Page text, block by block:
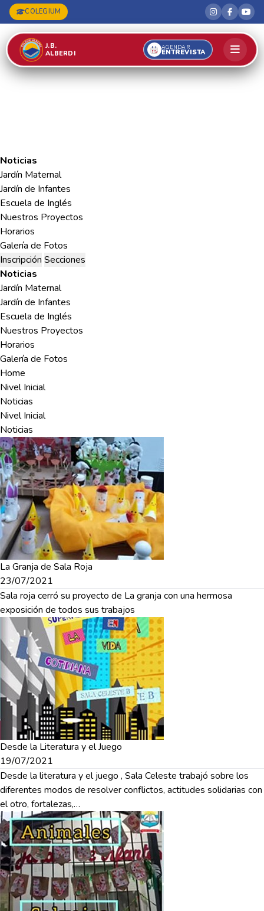
COLEGIUM
J.B.
ALBERDI
AGENDAR
ENTREVISTA
Noticias
Jardín Maternal
Jardín de Infantes
Escuela de Inglés
Nuestros Proyectos
Horarios
Galería de Fotos
Inscripción Secciones
Noticias
Jardín Maternal
Jardín de Infantes
Escuela de Inglés
Nuestros Proyectos
Horarios
Galería de Fotos
Home
Nivel Inicial
Noticias
Nivel Inicial
Noticias
La Granja de Sala Roja
23/07/2021
Sala roja cerró su proyecto de La granja con una hermosa
exposición de todos sus trabajos
Desde la Literatura y el Juego
19/07/2021
Desde la literatura y el juego , Sala Celeste trabajó sobre los
diferentes modos de resolver conflictos, actitudes solidarias con
el otro, fortalezas,…